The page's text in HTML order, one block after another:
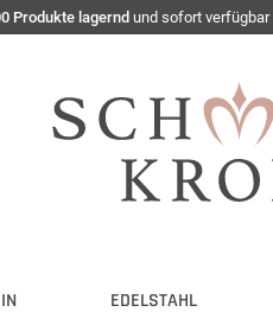
Produkte lagernd und sofort verfügbar
EDELSTAHL